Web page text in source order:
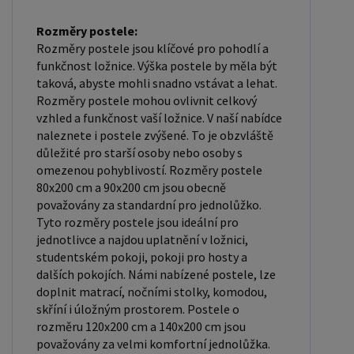
dělí podle materiálu výroby na matrace z PUR
pěny, matrace z HR pěny, matrace z líné pěny,
pružinové matrace, taštičkové matrace, latexové
matrace, lamelové matrace, sendvičové matrace,
antibakteriální matrace. Matrace mohou být
měkké, středně tvrdé (H2, H3), tvrdé nebo velmi
tvrdé (H4). Tvrdost matrace je důležitý faktor,
který ovlivňuje pohodlí a podporu, kterou matrace
poskytuje. Při výběru matrace je důležité zvážit
několik faktorů, včetně vaší preferované polohy
spánku, vaší tělesné hmotnosti a jakékoliv
zdravotní problémy, které můžete mít. Laťkový
rošt ZDARMA: Laťkový rošt je ideální volbou pro ty,
kteří hledají kvalitní, pohodlný a cenově dostupný
podklad pod matraci. Laťkový rošt se skládá z
dřevěných lišt, které jsou spojeny textilií. Rošt
Rozměry postele:
Rozměry postele jsou klíčové pro pohodlí a
funkčnost ložnice. Výška postele by měla být
taková, abyste mohli snadno vstávat a lehat.
Rozměry postele mohou ovlivnit celkový
vzhled a funkčnost vaší ložnice. V naší nabídce
naleznete i postele zvýšené. To je obzvláště
důležité pro starší osoby nebo osoby s
omezenou pohyblivostí. Rozměry postele
80x200 cm a 90x200 cm jsou obecně
považovány za standardní pro jednolůžko.
Tyto rozměry postele jsou ideální pro
jednotlivce a najdou uplatnění v ložnici,
studentském pokoji, pokoji pro hosty a
dalších pokojích. Námi nabízené postele, lze
doplnit matrací, nočními stolky, komodou,
skříní i úložným prostorem. Postele o
rozměru 120x200 cm a 140x200 cm jsou
považovány za velmi komfortní jednolůžka.